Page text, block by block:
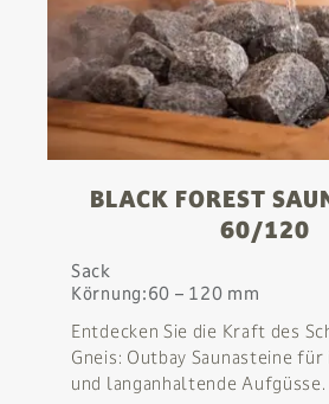
BLACK FOREST
60/120
Sack
Körnung:60 – 120 mm
Entdecken Sie die Kraft des
Gneis: Outbay Saunasteine
und langanhaltende Aufgüsse.